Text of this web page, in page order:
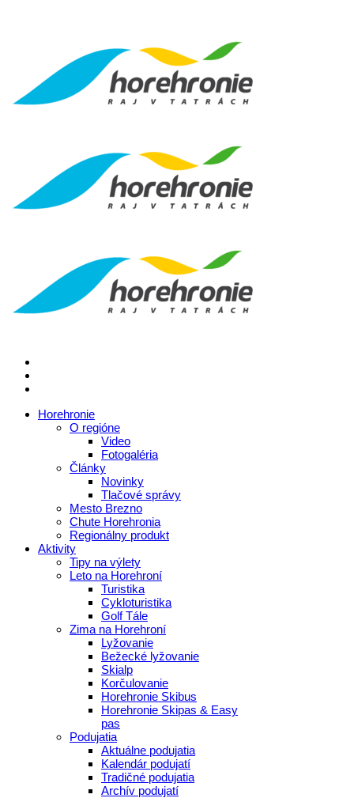
Horehronie
O regióne
Video
Fotogaléria
Články
Novinky
Tlačové správy
Mesto Brezno
Chute Horehronia
Regionálny produkt
Aktivity
Tipy na výlety
Leto na Horehroní
Turistika
Cykloturistika
Golf Tále
Zima na Horehroní
Lyžovanie
Bežecké lyžovanie
Skialp
Korčulovanie
Horehronie Skibus
Horehronie Skipas & Easy
pas
Podujatia
Aktuálne podujatia
Kalendár podujatí
Tradičné podujatia
Archív podujatí